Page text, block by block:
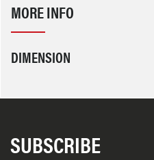
MORE INFO
DIMENSION
SUBSCRIBE